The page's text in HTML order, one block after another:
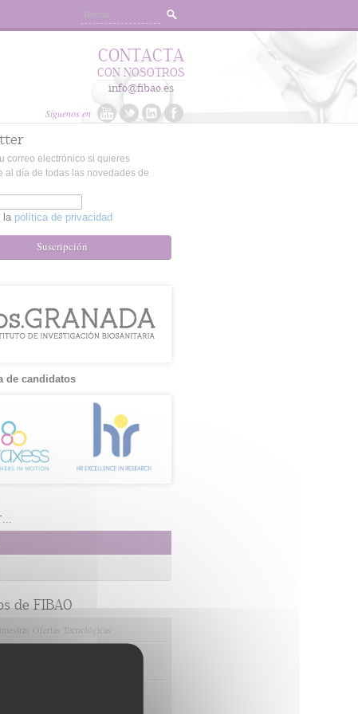
Síguenos en
CONTACTA
CON NOSOTROS
info@fibao.es
correo electrónico si quieres
al día de todas las novedades de
la política de privacidad
Suscripción
de candidatos
de FIBAO
Ofertas Tecnológicas